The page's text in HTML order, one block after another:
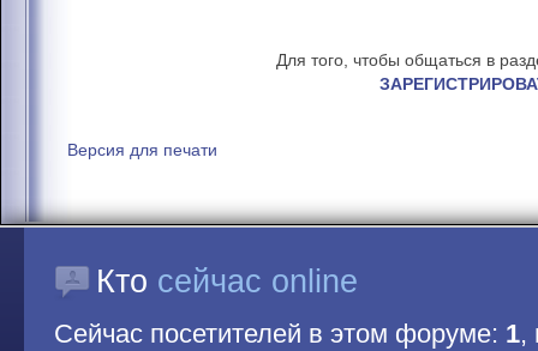
Для того, чтобы общаться в
Версия для печати
Кто сейчас online
Сейчас посетителей в этом форуме: 1,